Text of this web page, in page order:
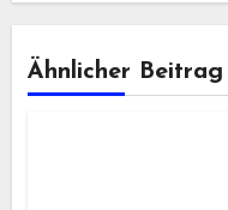
Ähnlicher Beitrag